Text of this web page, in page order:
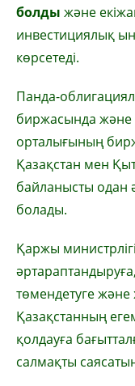
болды және
инвестициялық
көрсетеді.
Панда-
биржасында және
орталығының
Қазақстан мен
байланысты одан
болады.
Қаржы
төмендетуге
Қазақстанның
қолдауға
салмақты